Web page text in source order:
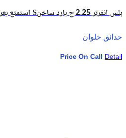
استمتع بعروض تكييف ال جي Sبلس انفرتر 2.25 ح بارد ساخن
حدائق حلوان
Price On Call Detail